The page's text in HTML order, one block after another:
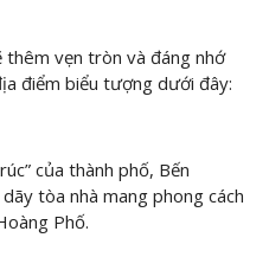
vẹn tròn và đáng nhớ
điểm biểu tượng dưới đây:
của thành phố, Bến
tòa nhà mang phong cách
Phố.